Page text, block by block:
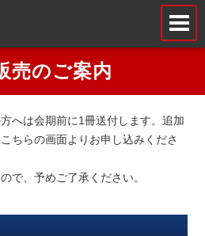
売のご案内
へは会期前に1冊送付します。追加
ちらの画面よりお申し込みくださ
で、予めご了承ください。